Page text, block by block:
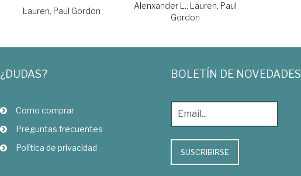
Lauren, Paul Gordon
Alenxander L.; Lauren, Paul
Gordon
¿DUDAS?
Como comprar
Preguntas frecuentes
Política de privacidad
BOLETÍN DE NOVEDADES
SUSCRIBIRSE